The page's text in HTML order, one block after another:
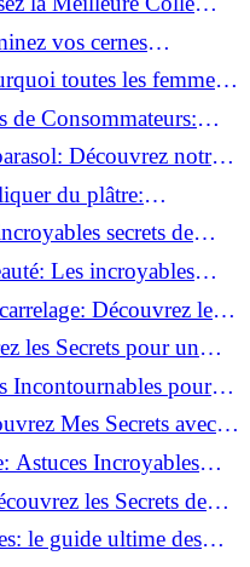
vos cernes
toutes les femmes
Consommateurs:
de teint pour votre
Découvrez notre
du plâtre:
parfait!
secrets de
Les incroyables
Découvrez les
les Secrets pour un
Incontournables pour
Mes Secrets avec le
Astuces Incroyables
les Secrets de
le guide ultime des